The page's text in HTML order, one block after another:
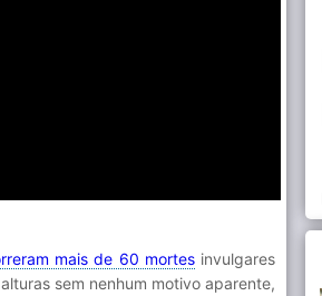
mais de 60 mortesinvulgares
sem nenhum motivo aparente,